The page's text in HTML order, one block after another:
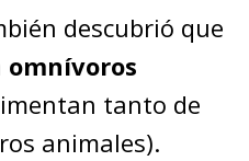
descubrió que
omnívoros
tanto de
animales).